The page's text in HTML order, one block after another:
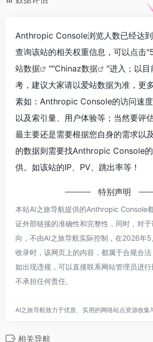
Anthropic Console浏览人数已经达到
查询该站的相关权重信息，可以点击"
站数据
""Chinaz数据
"进入；以
考，建议大家请以爱站数据为准，更
素如：Anthropic Console的访问速
以及索引量、用户体验等；当然要评
最主要还是需要根据您自身的需求以
的数据则需要找Anthropic Console
供。如该站的IP、PV、跳出率等！
特别声明
本站AI之旅导航提供的Anthropic Console
证外部链接的准确性和完整性，同时，对
向，不由AI之旅导航实际控制，在2026年
收录时，该网页上的内容，都属于合规合
如出现违规，可以直接联系网站管理员进
不承担任何责任。
AI之旅导航致力于优质、实用的网络站点资源收集
相关导航